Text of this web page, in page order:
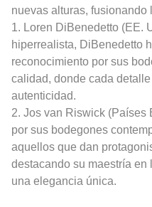
nuevas alturas,
1. Loren DiBenedetto (EE.
hiperrealista, DiBenedetto
reconocimiento por sus
calidad, donde cada
autenticidad.
2. Jos van Riswick (Países
por sus bodegones
aquellos que dan
destacando su maestría en
una elegancia única.